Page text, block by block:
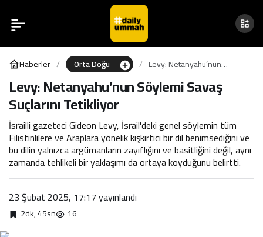
Haberler Orta Doğu
Levy: Netanyahu’nun
Söylemi Savaş Suçlarını
Tetikliyor
Levy: Netanyahu’nun Söylemi Savaş
Suçlarını Tetikliyor
İsrailli gazeteci Gideon Levy, İsrail'deki genel söylemin tüm
Filistinlilere ve Araplara yönelik kışkırtıcı bir dil benimsediğini ve
bu dilin yalnızca argümanların zayıflığını ve basitliğini değil, aynı
zamanda tehlikeli bir yaklaşımı da ortaya koyduğunu belirtti.
23 Şubat 2025, 17:17yayınlandı
2dk, 45sn 16
Bibas Ailesi, Netanyahu Ve
Temsilcilerinin Cenazeye
Katılmasını Reddetti
Paylaş